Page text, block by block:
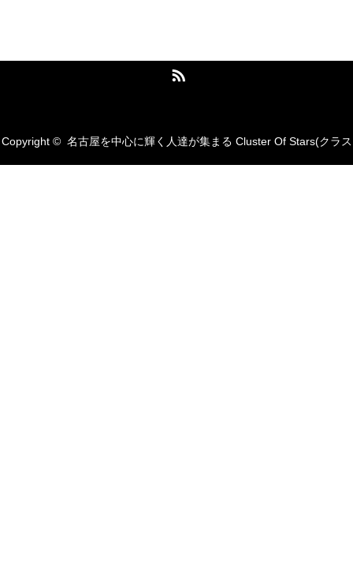
Copyright © 名古屋を中心に輝く人達が集まる Cluster Of Stars(クラス